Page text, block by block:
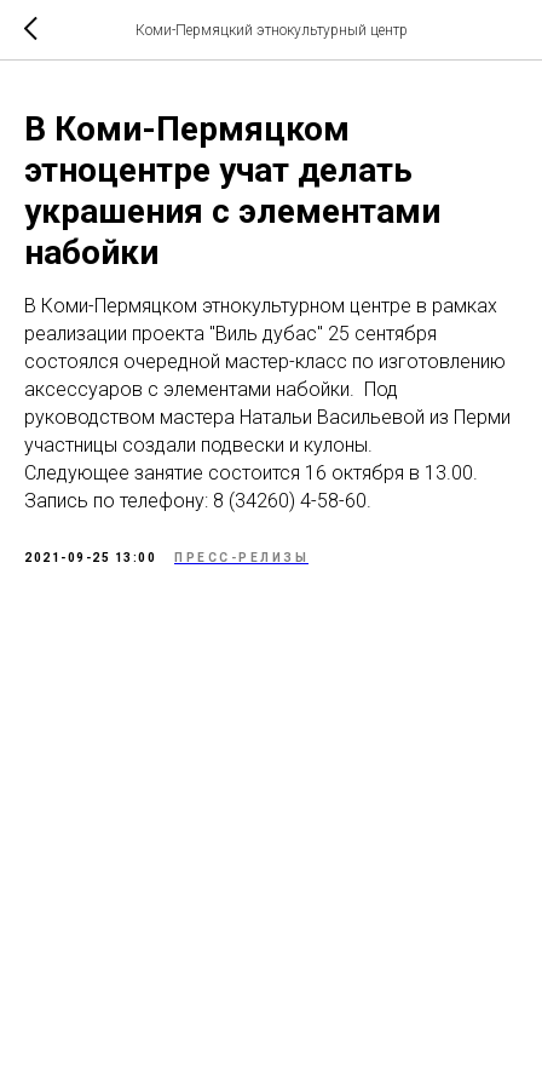
Коми-Пермяцкий этнокультурный центр
В Коми-Пермяцком
этноцентре учат делать
украшения с элементами
набойки
В Коми-Пермяцком этнокультурном центре в рамках
реализации проекта "Виль дубас" 25 сентября
состоялся очередной мастер-класс по изготовлению
аксессуаров с элементами набойки. Под
руководством мастера Натальи Васильевой из Перми
участницы создали подвески и кулоны.
Следующее занятие состоится 16 октября в 13.00.
Запись по телефону: 8 (34260) 4-58-60.
2021-09-25 13:00 ПРЕСС-РЕЛИЗЫ